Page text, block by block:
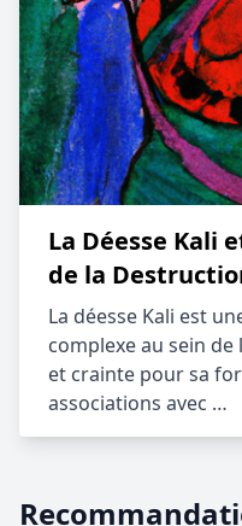
La Déesse Kali
de la
La déesse Kali est
complexe au sein
et crainte pour sa
associations avec …